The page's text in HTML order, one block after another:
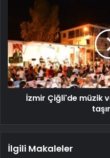
İzmir Çiğli'de müzik
İlgili Makaleler